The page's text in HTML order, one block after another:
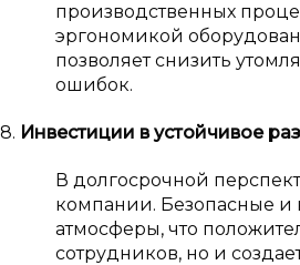
производственных
эргономикой
позволяет снизить
ошибок.
8. Инвестиции в устойчивое
В долгосрочной
компании. Безопасные и
атмосферы, что
сотрудников, но и